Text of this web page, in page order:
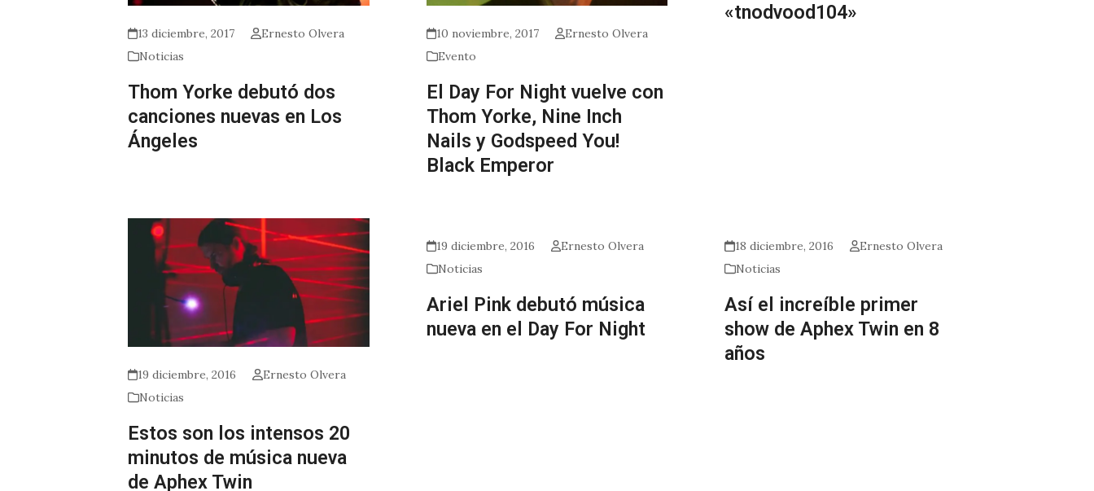
13 diciembre, 2017
Ernesto Olvera
Noticias
Thom Yorke debutó dos
canciones nuevas en Los
Ángeles
10 noviembre, 2017
Ernesto Olvera
Evento
El Day For Night vuelve con
Thom Yorke, Nine Inch
Nails y Godspeed You!
Black Emperor
«tnodvood104»
19 diciembre, 2016
Ernesto Olvera
Noticias
Estos son los intensos 20
minutos de música nueva
de Aphex Twin
19 diciembre, 2016
Ernesto Olvera
Noticias
Ariel Pink debutó música
nueva en el Day For Night
18 diciembre, 2016
Ernesto Olvera
Noticias
Así el increíble primer
show de Aphex Twin en 8
años